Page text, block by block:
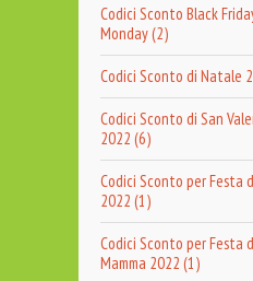
Codici Sconto Black
Monday (2)
Codici Sconto di Natale
Codici Sconto di San
2022 (6)
Codici Sconto per Festa
2022 (1)
Codici Sconto per Festa
Mamma 2022 (1)